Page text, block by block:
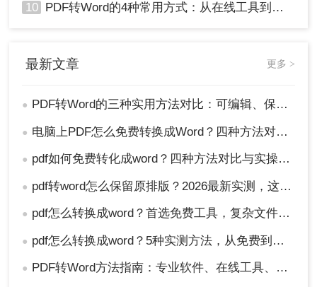
10 PDF转Word的4种常用方式：从在线工具到桌面软件全梳理！
最新文章 更多 >
● PDF转Word的三种实用方法对比：可编辑、保格式、避风险！
● 电脑上PDF怎么免费转换成Word？四种方法对比与实操指南（附详细表格）!
● pdf如何免费转化成word？四种方法对比与实操指南（附详细表格）
● pdf转word怎么保留原排版？2026最新实测，这5种方法从免费到专业全搞定！
● pdf怎么转换成word？首选免费工具，复杂文件再上专业软件！
● pdf怎么转换成word？5种实测方法，从免费到专业全攻略！
● PDF转Word方法指南：专业软件、在线工具、Word内置与改后缀名4种方案对比！